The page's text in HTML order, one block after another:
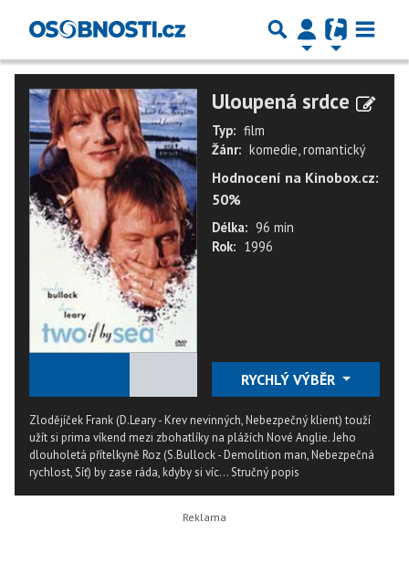
Uloupená srdce
Typ: film
Žánr: komedie, romantický
Hodnocení na Kinobox.cz:
50%
Délka: 96 min
Rok: 1996
RYCHLÝ VÝBĚR
Zlodějíček Frank (D.Leary - Krev nevinných, Nebezpečný klient) touží
užít si prima víkend mezi zbohatlíky na plážích Nové Anglie. Jeho
dlouholetá přítelkyně Roz (S.Bullock - Demolition man, Nebezpečná
rychlost, Síť) by zase ráda, kdyby si víc...Stručný popis